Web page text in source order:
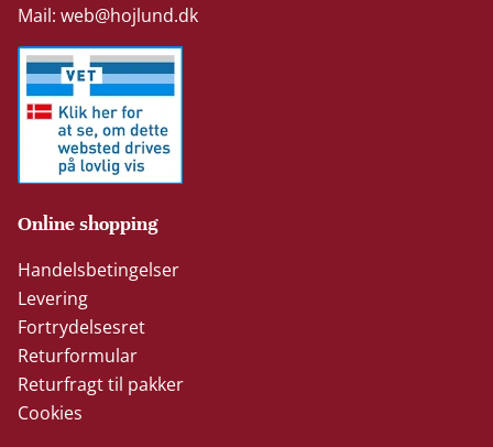
Mail:web@hojlund.dk
Online shopping
Handelsbetingelser
Levering
Fortrydelsesret
Returformular
Returfragt til pakker
Cookies